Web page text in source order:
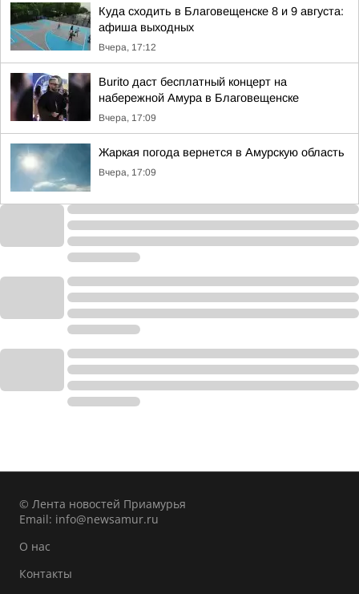
Куда сходить в Благовещенске 8 и 9 августа:
афиша выходных
Вчера, 17:12
Burito даст бесплатный концерт на
набережной Амура в Благовещенске
Вчера, 17:09
Жаркая погода вернется в Амурскую область
Вчера, 17:09
© Лента новостей Приамурья
Email: info@newsamur.ru
О нас
Контакты